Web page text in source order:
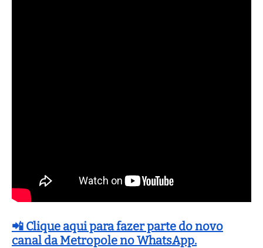
📲 Clique aqui para fazer parte do novo
canal da Metropole no WhatsApp.